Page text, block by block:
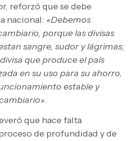
reforzó que se debe
nacional: «Debemos
porque las divisas
sangre, sudor y lágrimas;
que produce el país
en su uso para su ahorro,
estable y
.
que hace falta
de profundidad y de